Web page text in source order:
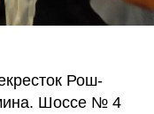
Рош-
Шоссе № 4